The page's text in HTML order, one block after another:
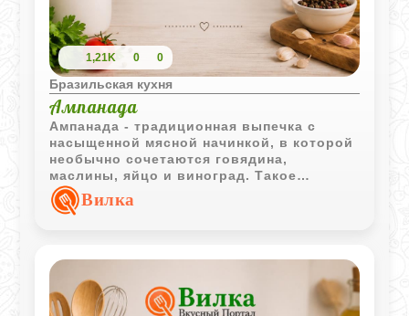
1,21K 0 0
Бразильская кухня
Ампанада
Ампанада - традиционная выпечка с
насыщенной мясной начинкой, в которой
необычно сочетаются говядина,
маслины, яйцо и виноград. Такое
сочетание придает пирожкам
характерный вкус и делает их
Вилка